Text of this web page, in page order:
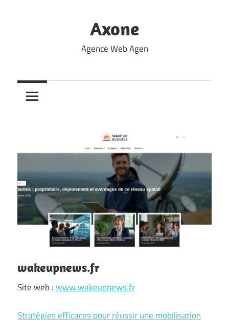
Axone
Agence Web Agen
wakeupnews.fr
Site web :www.wakeupnews.fr
Stratégies efficaces pour réussir une mobilisation